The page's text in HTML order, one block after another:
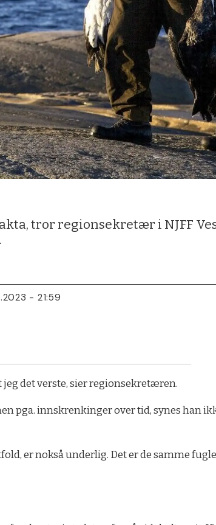
tror regionsekretær i NJFF
- 21:59
det verste, sier regionsekretæren.
pga. innskrenkinger over tid, synes han
er nokså underlig. Det er de samme